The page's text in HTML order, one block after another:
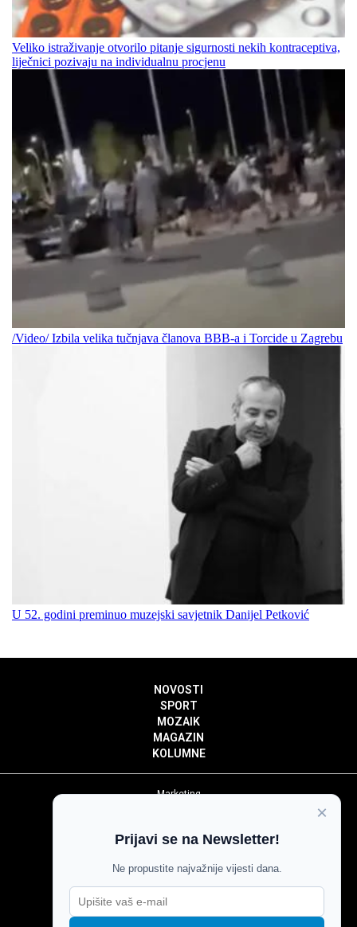
Veliko istraživanje otvorilo pitanje sigurnosti nekih kontraceptiva,
liječnici pozivaju na individualnu procjenu
/Video/ Izbila velika tučnjava članova BBB-a i Torcide u Zagrebu
U 52. godini preminuo muzejski savjetnik Danijel Petković
NOVOSTI
SPORT
MOZAIK
MAGAZIN
KOLUMNE
Marketing
Impressum
Pravila komentiranja
Agroglas
×
Prijavi se na Newsletter!
Ne propustite najvažnije vijesti dana.